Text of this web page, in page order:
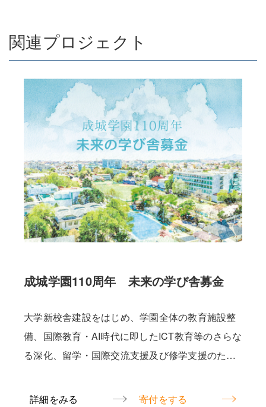
関連プロジェクト
成城学園110周年 未来の学び舎募金
大学新校舎建設をはじめ、学園全体の教育施設整
備、国際教育・AI時代に即したICT教育等のさらな
る深化、留学・国際交流支援及び修学支援のため
詳細をみる
寄付をする